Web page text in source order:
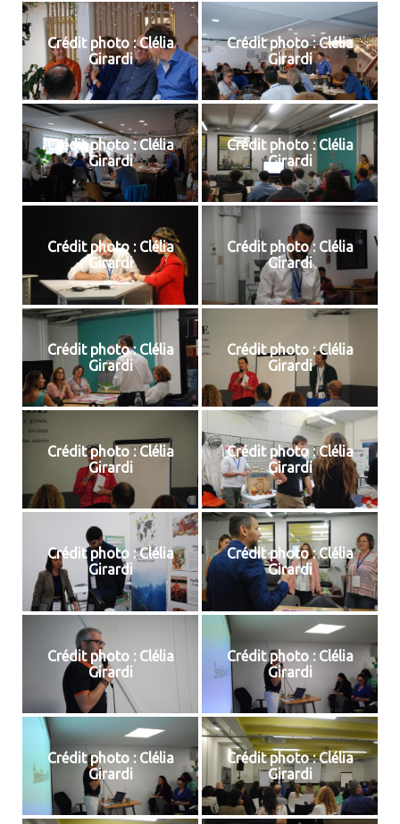
Crédit photo : Clélia
Girardi
Crédit photo : Clélia
Girardi
Crédit photo : Clélia
Girardi
Crédit photo : Clélia
Girardi
Crédit photo : Clélia
Girardi
Crédit photo : Clélia
Girardi
Crédit photo : Clélia
Girardi
Crédit photo : Clélia
Girardi
Crédit photo : Clélia
Girardi
Crédit photo : Clélia
Girardi
Crédit photo : Clélia
Girardi
Crédit photo : Clélia
Girardi
Crédit photo : Clélia
Girardi
Crédit photo : Clélia
Girardi
Crédit photo : Clélia
Girardi
Crédit photo : Clélia
Girardi